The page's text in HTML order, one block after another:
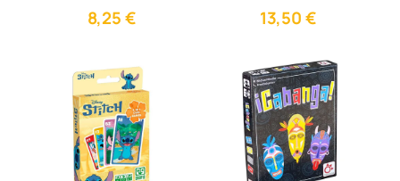
8,25€ 13,50€